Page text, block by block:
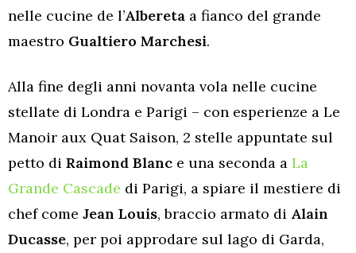
nelle cucine de l’Albereta a fianco del grande
maestro Gualtiero Marchesi.
Alla fine degli anni novanta vola nelle cucine
stellate di Londra e Parigi – con esperienze a Le
Manoir aux Quat Saison, 2 stelle appuntate sul
petto di Raimond Blanc e una seconda a La
Grande Cascade di Parigi, a spiare il mestiere di
chef come Jean Louis, braccio armato di Alain
Ducasse, per poi approdare sul lago di Garda,